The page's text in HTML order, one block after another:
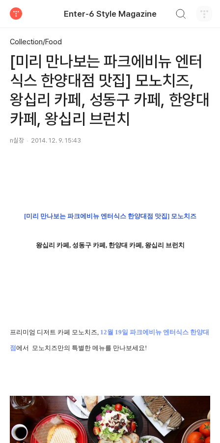
Enter-6 Style Magazine
Collection/Food
[미리 만나보는 파크에비뉴 엔터
식스 한양대점 맛집] 모노치즈,
왕십리 카페, 성동구 카페, 한양대
카페, 왕십리 브런치
n실장 2014. 12. 9. 15:43
[미리 만나보는 파크에비뉴 엔터식스 한양대점 맛집] 모노치즈
왕십리 카페, 성동구 카페, 한양대 카페, 왕십리 브런치
프리미엄 디저트 카페 모노치즈, 12월 19일 파크에비뉴 엔터식스 한양대
점 에서 모노치즈만의 특별한 메뉴를 만나보세요!